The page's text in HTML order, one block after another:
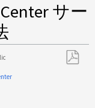
サー